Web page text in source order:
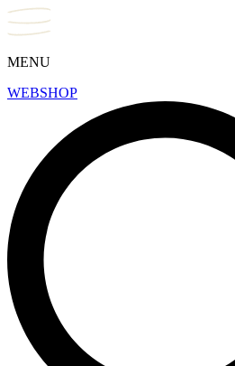
MENU
WEBSHOP